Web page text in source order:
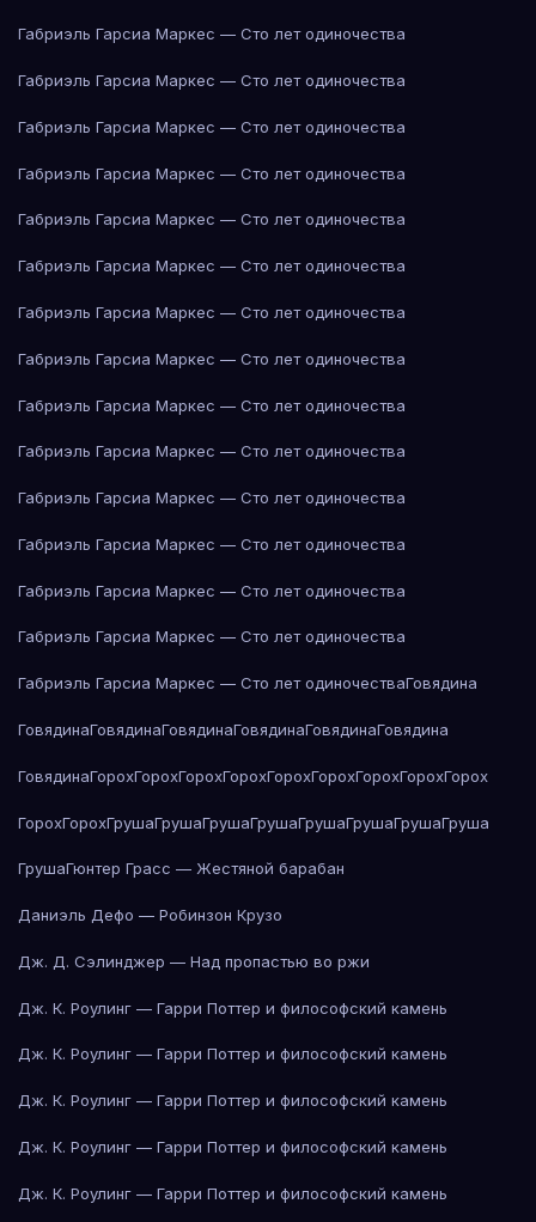
Габриэль Гарсиа Маркес — Сто лет одиночества
Габриэль Гарсиа Маркес — Сто лет одиночества
Габриэль Гарсиа Маркес — Сто лет одиночества
Габриэль Гарсиа Маркес — Сто лет одиночества
Габриэль Гарсиа Маркес — Сто лет одиночества
Габриэль Гарсиа Маркес — Сто лет одиночества
Габриэль Гарсиа Маркес — Сто лет одиночества
Габриэль Гарсиа Маркес — Сто лет одиночества
Габриэль Гарсиа Маркес — Сто лет одиночества
Габриэль Гарсиа Маркес — Сто лет одиночества
Габриэль Гарсиа Маркес — Сто лет одиночества
Габриэль Гарсиа Маркес — Сто лет одиночества
Габриэль Гарсиа Маркес — Сто лет одиночества
Габриэль Гарсиа Маркес — Сто лет одиночества
Габриэль Гарсиа Маркес — Сто лет одиночестваГовядина
ГовядинаГовядинаГовядинаГовядинаГовядинаГовядина
ГовядинаГорохГорохГорохГорохГорохГорохГорохГорохГорох
ГорохГорохГрушаГрушаГрушаГрушаГрушаГрушаГрушаГруша
ГрушаГюнтер Грасс — Жестяной барабан
Даниэль Дефо — Робинзон Крузо
Дж. Д. Сэлинджер — Над пропастью во ржи
Дж. К. Роулинг — Гарри Поттер и философский камень
Дж. К. Роулинг — Гарри Поттер и философский камень
Дж. К. Роулинг — Гарри Поттер и философский камень
Дж. К. Роулинг — Гарри Поттер и философский камень
Дж. К. Роулинг — Гарри Поттер и философский камень